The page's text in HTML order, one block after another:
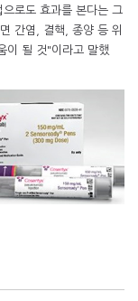
로도 효과를 본다는 그
간염, 결핵, 종양 등 위
이 될 것"이라고 말했